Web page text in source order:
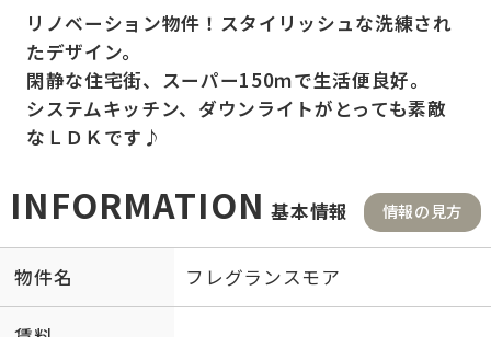
リノベーション物件！スタイリッシュな洗練され
たデザイン。
閑静な住宅街、スーパー150ｍで生活便良好。
システムキッチン、ダウンライトがとっても素敵
なＬＤＫです♪
INFORMATION 基本情報 情報の見方
物件名 フレグランスモア